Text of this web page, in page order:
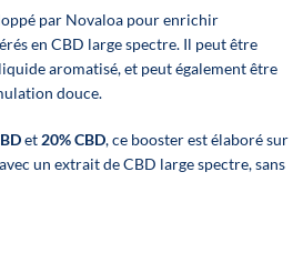
par Novaloa pour enrichir
en CBD large spectre. Il peut être
aromatisé, et peut également être
douce.
et 20% CBD, ce booster est élaboré sur
un extrait de CBD large spectre, sans